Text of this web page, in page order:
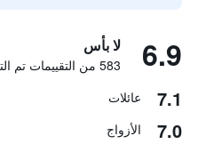
6.9 لا بأس
583 من التقييمات تم التحقق منها
7.1 عائلات
7.0 الأزواج